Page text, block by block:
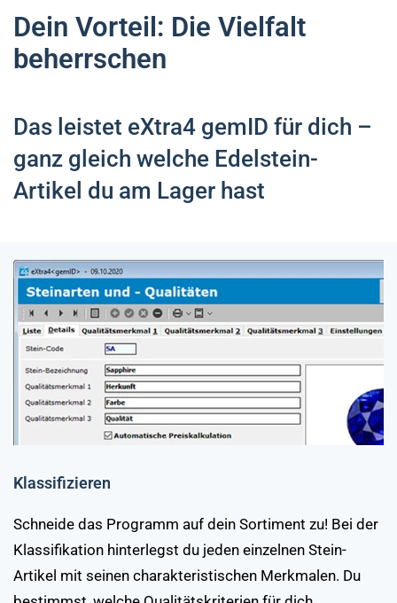
Dein Vorteil: Die Vielfalt
beherrschen
Das leistet eXtra4 gemID für dich –
ganz gleich welche Edelstein-
Artikel du am Lager hast
Klassifizieren
Schneide das Programm auf dein Sortiment zu! Bei der
Klassifikation hinterlegst du jeden einzelnen Stein-
Artikel mit seinen charakteristischen Merkmalen. Du